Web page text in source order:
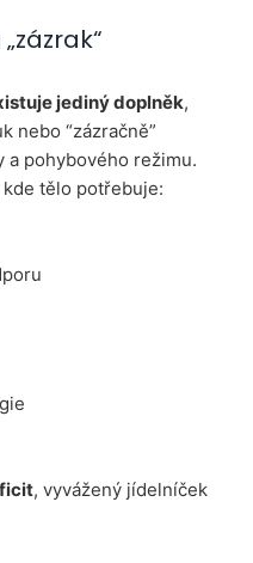
jediný doplněk,
nebo “zázračně”
a pohybového režimu.
tělo potřebuje:
, vyvážený jídelníček